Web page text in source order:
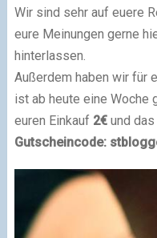
Wir sind sehr auf euere
eure Meinungen gerne
hinterlassen.
Außerdem haben wir für
ist ab heute eine Woche
euren Einkauf 2€und das
Gutscheincode: